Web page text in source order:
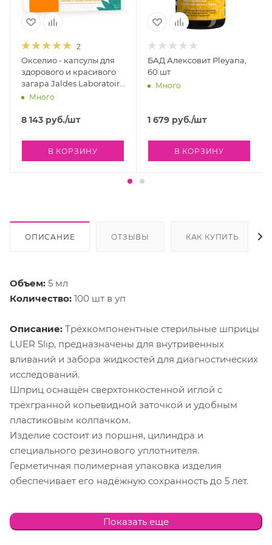
2
Окселио - капсулы для
здорового и красивого
загара Jaldes Laboratoire
Oxelio, 60 капсул
Много
8 143 руб./шт
В КОРЗИНУ
БАД Алексовит Pleyana,
60 шт
Много
1 679 руб./шт
В КОРЗИНУ
ОПИСАНИЕ ОТЗЫВЫ КАК КУПИТЬ
Объем: 5 мл
Количество: 100 шт в уп
Описание: Трёхкомпонентные стерильные шприцы
LUER Slip, предназначены для внутривенных
вливаний и забора жидкостей для диагностических
исследований.
Шприц оснащён сверхтонкостенной иглой с
трёхгранной копьевидной заточкой и удобным
пластиковым колпачком.
Изделие состоит из поршня, цилиндра и
специального резинового уплотнителя.
Герметичная полимерная упаковка изделия
обеспечивает его надёжную сохранность до 5 лет.
Особенности конструкции одноразовых шприцов:
Показать еще